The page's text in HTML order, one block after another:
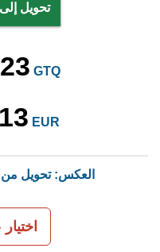
تحويل
GTQ
EUR
العكس: تحويل